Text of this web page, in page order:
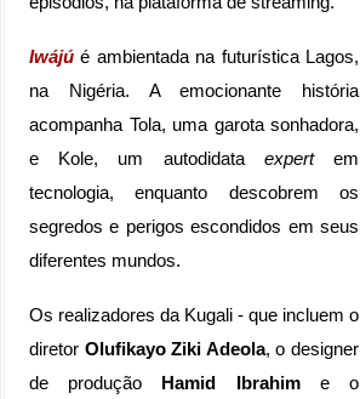
Iwájú é ambientada na futurística Lagos,
na Nigéria. A emocionante história
acompanha Tola, uma garota sonhadora,
e Kole, um autodidata expertem
tecnologia, enquanto descobrem os
segredos e perigos escondidos em seus
diferentes mundos.
Os realizadores da Kugali - que incluem o
diretor Olufikayo Ziki Adeola, o designer
de produção Hamid Ibrahime o